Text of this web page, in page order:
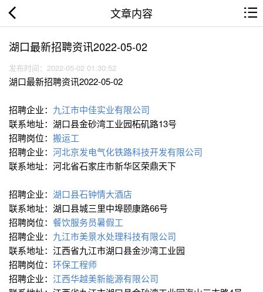
文章内容
湖口最新招聘资讯2022-05-02
发布时间：2022-05-02 01:30:52
湖口最新招聘资讯2022-05-02
招聘企业： 九江市中佳实业有限公司
联系地址：湖口县金砂湾工业园柘矶路13号
招聘岗位： 搬运工
招聘企业： 河北京发电气化铁路科技开发有限公司
联系地址：河北省石家庄市新华区荣鼎天下
招聘企业： 湖口县石钟情大酒店
联系地址：湖口县城三里中埠颐康路66号
招聘岗位： 餐饮服务员暑假工
招聘企业： 九江市美景水处理科技有限公司
联系地址：江西省九江市湖口县金沙湾工业园
招聘岗位： 环保工程师
招聘企业： 江西华越美新能源有限公司